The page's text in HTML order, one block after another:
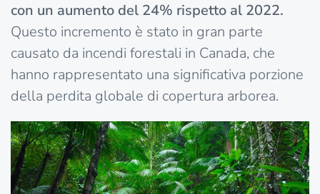
con un aumento del 24% rispetto al 2022.
Questo incremento è stato in gran parte
causato da incendi forestali in Canada, che
hanno rappresentato una significativa porzione
della perdita globale di copertura arborea​.